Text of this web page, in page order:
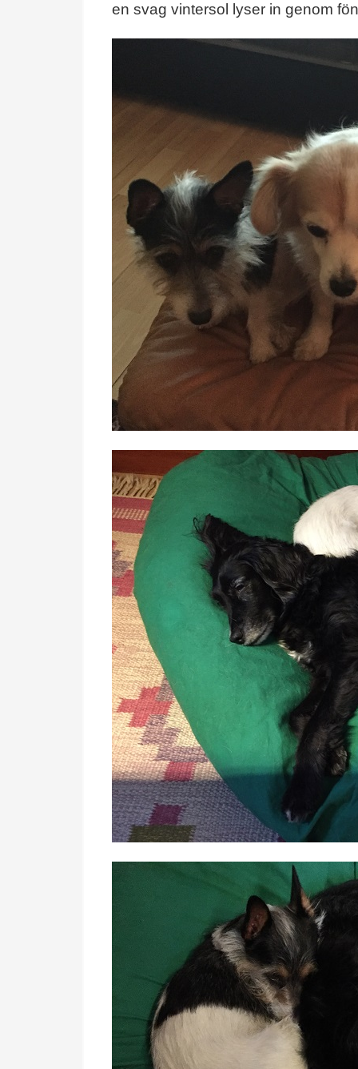
en svag vintersol lyser in genom